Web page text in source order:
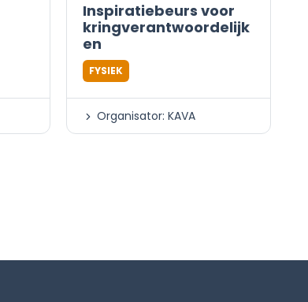
Inspiratiebeurs voor
kringverantwoordelijk
en
FYSIEK
Organisator: KAVA